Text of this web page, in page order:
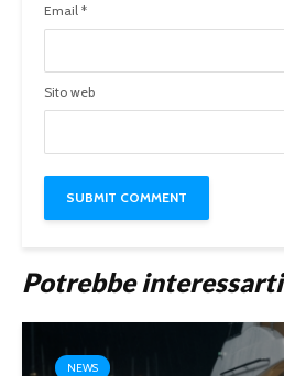
Email *
Sito web
Potrebbe interessarti
NEWS